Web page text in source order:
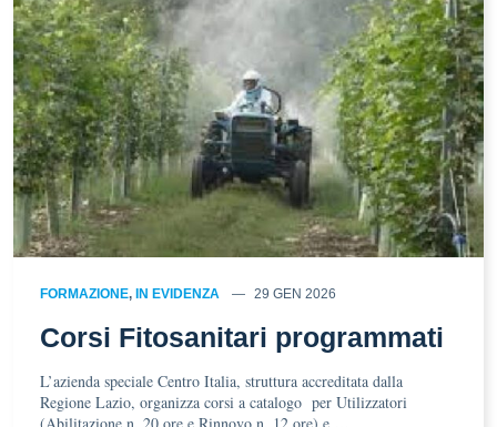
FORMAZIONE, IN EVIDENZA 29 GEN 2026
Corsi Fitosanitari programmati
L’azienda speciale Centro Italia, struttura accreditata dalla
Regione Lazio, organizza corsi a catalogo per Utilizzatori